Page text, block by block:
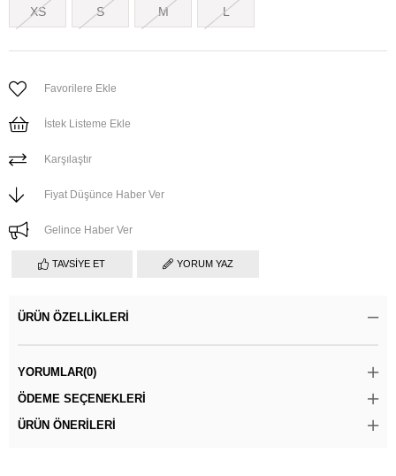
XS S M L
Favorilere Ekle
İstek Listeme Ekle
Karşılaştır
Fiyat Düşünce Haber Ver
Gelince Haber Ver
TAVSIYE ET YORUM YAZ
ÜRÜN ÖZELLIKLERI
YORUMLAR(0)
ÖDEME SEÇENEKLERI
ÜRÜN ÖNERILERI